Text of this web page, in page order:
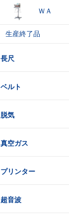
ＷＡ
生産終了品
長尺
ベルト
脱気
真空ガス
プリンター
超音波